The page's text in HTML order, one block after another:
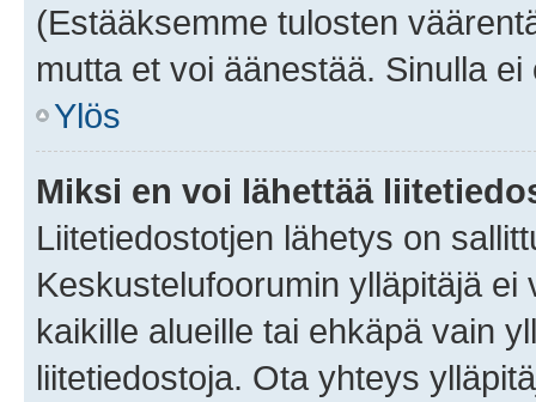
(Estääksemme tulosten
mutta et voi äänestää. Sinulla
Ylös
Miksi en voi lähettää
Liitetiedostotjen lähetys on
Keskustelufoorumin ylläpitäjä
kaikille alueille tai ehkäpä vain
liitetiedostoja. Ota yhteys